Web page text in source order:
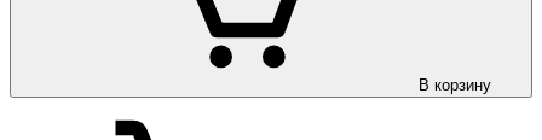
В корзину